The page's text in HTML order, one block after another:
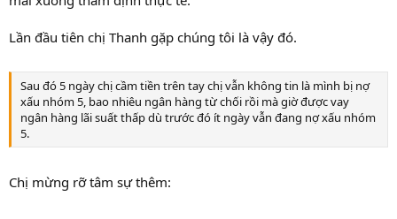
Lần đầu tiên chị Thanh gặp chúng tôi là vậy đó.
Sau đó 5 ngày chị cầm tiền trên tay chị vẫn không tin là mình bị nợ
xấu nhóm 5, bao nhiêu ngân hàng từ chối rồi mà giờ được vay
ngân hàng lãi suất thấp dù trước đó ít ngày vẫn đang nợ xấu nhóm
5.
Chị mừng rỡ tâm sự thêm: